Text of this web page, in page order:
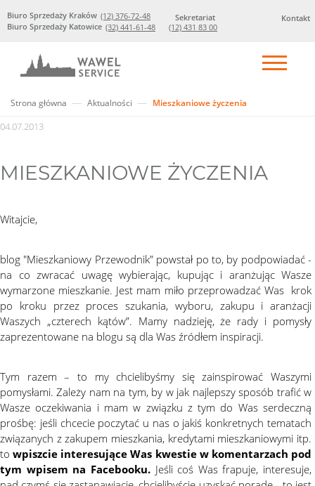
Kontakt
Biuro Sprzedaży Kraków (12) 376-72-48
Biuro Sprzedaży Katowice (32) 441-61-48
Sekretariat
(12) 431 83 00
Strona główna Aktualności Mieszkaniowe życzenia
04.07.2013
MIESZKANIOWE ŻYCZENIA
Witajcie,
blog "Mieszkaniowy Przewodnik" powstał po to, by podpowiadać -
na co zwracać uwagę wybierając, kupując i aranżując Wasze
wymarzone mieszkanie. Jest mam miło przeprowadzać Was krok
po kroku przez proces szukania, wyboru, zakupu i aranżacji
Waszych „czterech kątów”. Mamy nadzieję, że rady i pomysły
zaprezentowane na blogu są dla Was źródłem inspiracji.
Tym razem – to my chcielibyśmy się zainspirować Waszymi
pomysłami. Zależy nam na tym, by w jak najlepszy sposób trafić w
Wasze oczekiwania i mam w związku z tym do Was serdeczną
prośbę: jeśli chcecie poczytać u nas o jakiś konkretnych tematach
związanych z zakupem mieszkania, kredytami mieszkaniowymi itp.
towpiszcie interesujące Was kwestie w komentarzach pod
tym wpisem na Facebooku. Jeśli coś Was frapuje, interesuje,